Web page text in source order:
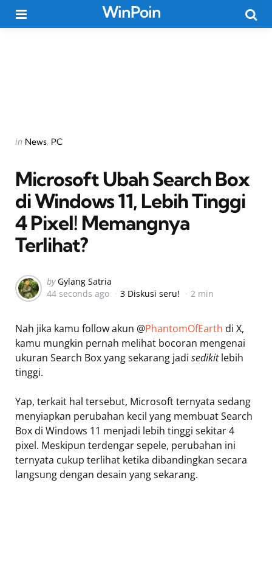
WinPoin
Categories
Posted
in News PC
Microsoft Ubah Search Box
di Windows 11, Lebih Tinggi
4 Pixel! Memangnya
Terlihat?
Posted
by
by Gylang Satria
44 seconds ago
3 Diskusi seru! 2 min
Nah jika kamu follow akun @PhantomOfEarth di X,
kamu mungkin pernah melihat bocoran mengenai
ukuran Search Box yang sekarang jadi sedikitlebih
tinggi.
Yap, terkait hal tersebut, Microsoft ternyata sedang
menyiapkan perubahan kecil yang membuat Search
Box di Windows 11 menjadi lebih tinggi sekitar 4
pixel. Meskipun terdengar sepele, perubahan ini
ternyata cukup terlihat ketika dibandingkan secara
langsung dengan desain yang sekarang.